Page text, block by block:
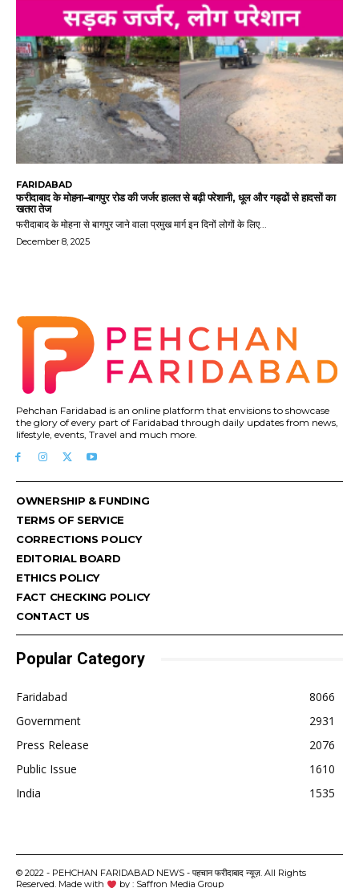
FARIDABAD
फरीदाबाद के मोहना–बागपुर रोड की जर्जर हालत से बढ़ी परेशानी, धूल और गड्ढों से हादसों का
खतरा तेज
फरीदाबाद के मोहना से बागपुर जाने वाला प्रमुख मार्ग इन दिनों लोगों के लिए...
December 8, 2025
Pehchan Faridabad is an online platform that envisions to showcase
the glory of every part of Faridabad through daily updates from news,
lifestyle, events, Travel and much more.
OWNERSHIP & FUNDING
TERMS OF SERVICE
CORRECTIONS POLICY
EDITORIAL BOARD
ETHICS POLICY
FACT CHECKING POLICY
CONTACT US
Popular Category
Faridabad
8066
Government
2931
Press Release
2076
Public Issue
1610
India
1535
© 2022 - PEHCHAN FARIDABAD NEWS - पहचान फरीदाबाद न्यूज़. All Rights
Reserved. Made with
by : Saffron Media Group